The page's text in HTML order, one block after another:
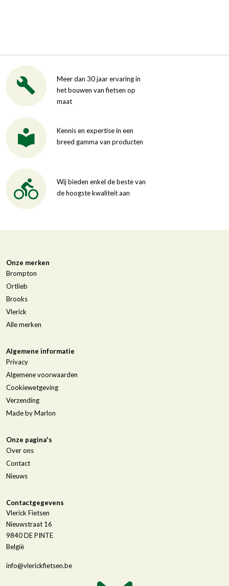
Meer dan 30 jaar ervaring in
het bouwen van fietsen op
maat
Kennis en expertise in een
breed gamma van producten
Wij bieden enkel de beste van
de hoogste kwaliteit aan
Onze merken
Brompton
Ortlieb
Brooks
Vlerick
Alle merken
Algemene informatie
Privacy
Algemene voorwaarden
Cookiewetgeving
Verzending
Made by Marlon
Onze pagina's
Over ons
Contact
Nieuws
Contactgegevens
Vlerick Fietsen
Nieuwstraat 16
9840DE PINTE
België
info@vlerickfietsen.be